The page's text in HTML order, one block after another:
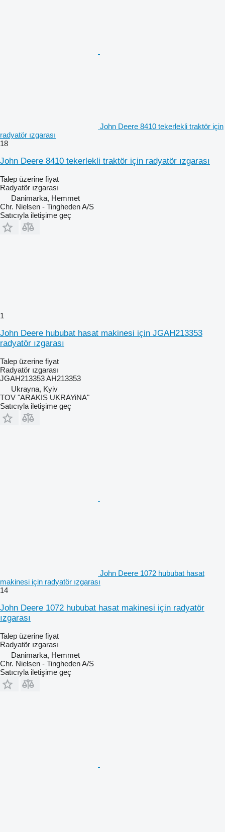
John Deere 8410 tekerlekli traktör için
radyatör ızgarası
18
John Deere 8410 tekerlekli traktör için radyatör ızgarası
Talep üzerine fiyat
Radyatör ızgarası
Danimarka, Hemmet
Chr. Nielsen - Tingheden A/S
Satıcıyla iletişime geç
1
John Deere hububat hasat makinesi için JGAH213353
radyatör ızgarası
Talep üzerine fiyat
Radyatör ızgarası
JGAH213353 AH213353
Ukrayna, Kyiv
TOV "ARAKIS UKRAYiNA"
Satıcıyla iletişime geç
John Deere 1072 hububat hasat
makinesi için radyatör ızgarası
14
John Deere 1072 hububat hasat makinesi için radyatör
ızgarası
Talep üzerine fiyat
Radyatör ızgarası
Danimarka, Hemmet
Chr. Nielsen - Tingheden A/S
Satıcıyla iletişime geç